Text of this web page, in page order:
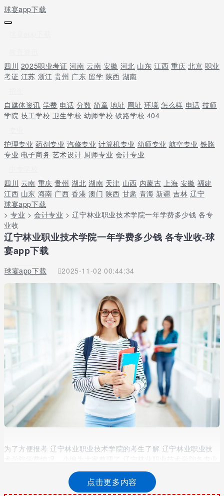
球宴app下载
四川 2025职业考证 河南 云南 安徽 河北 山东 江西 重庆 北京 职业
考证 江苏 浙江 贵州 广东 留学 陕西 湖南
自媒体资讯 学费 电话 分数 简章 地址 网址 环境 怎么样 电话 技师
学院 技工学校 卫生学校 幼师学校 铁路学校 404
护理专业 药剂专业 汽修专业 计算机专业 幼师专业 航空专业 铁路
专业 电子商务 艺术设计 厨师专业 会计专业
四川 云南 重庆 贵州 湖北 湖南 天津 山西 内蒙古 上海 安徽 福建
江西 山东 海南 广西 香港 澳门 陕西 甘肃 青海 新疆 吉林 辽宁
球宴app下载
>专业 >会计专业 > 辽宁林业职业技术学院一年学费多少钱 各专
业收
辽宁林业职业技术学院一年学费多少钱 各专业收-球
宴app下载
球宴app下载 2025-11-02 00:44:34
为了方便报考 辽宁林业职业技术学院的考生了解 辽宁林业职业技
辽宁林业职业技术学院各专业收费标准
点击更多内容